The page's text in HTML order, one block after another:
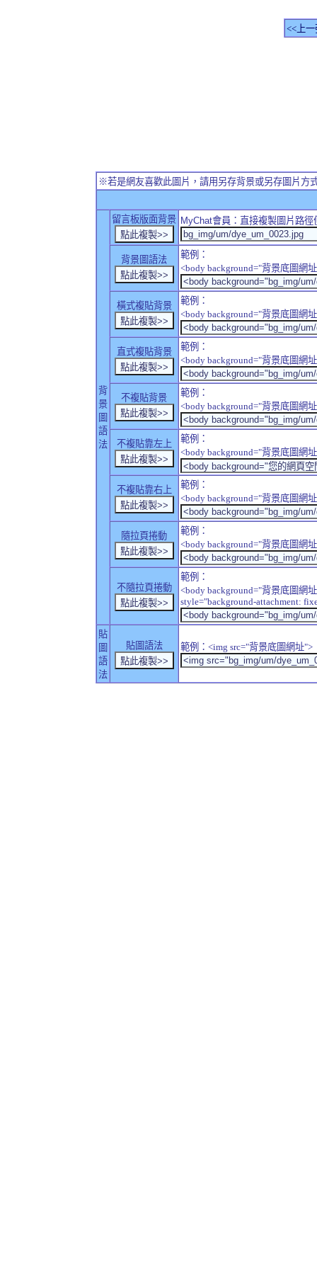
<<上一
※若是網友喜歡此圖片，請用另存背景或另存圖片方
背
景
圖
語
法
留言板版面背景 MyChat會員：直接複製圖片路
背景圖語法
範例：
<body background="背景底圖網
橫式複貼背景
範例：
<body background="背景底圖網
直式複貼背景
範例：
<body background="背景底圖網
不複貼背景
範例：
<body background="背景底圖網
不複貼靠左上
範例：
<body background="背景底圖網
不複貼靠右上
範例：
<body background="背景底圖網
隨拉頁捲動
範例：
<body background="背景底圖網
不隨拉頁捲動
範例：
<body background="背景底圖網
style="background-attachment:
貼
圖
語
法
貼圖語法 範例：<img src="背景底圖網址">